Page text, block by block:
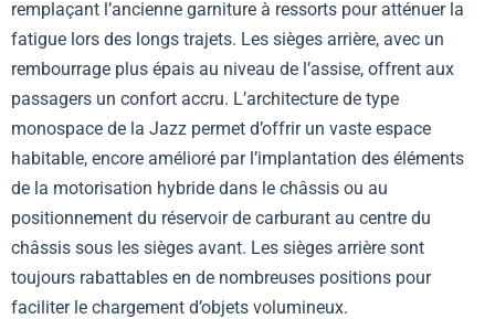
remplaçant l’ancienne garniture à ressorts pour atténuer la
fatigue lors des longs trajets. Les sièges arrière, avec un
rembourrage plus épais au niveau de l’assise, offrent aux
passagers un confort accru. L’architecture de type
monospace de la Jazz permet d’offrir un vaste espace
habitable, encore amélioré par l’implantation des éléments
de la motorisation hybride dans le châssis ou au
positionnement du réservoir de carburant au centre du
châssis sous les sièges avant. Les sièges arrière sont
toujours rabattables en de nombreuses positions pour
faciliter le chargement d’objets volumineux.